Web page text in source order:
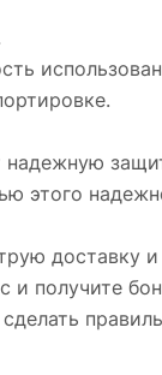
этого
доставку
получите